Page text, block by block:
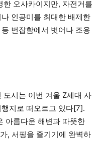
오사카이지만, 자전거를
인공미를 최대한 배제한
번잡함에서 벗어나 조용
도시는 이번 겨울 Z세대 사
지로 떠오르고 있다[7].
아름다운 해변과 따뜻한
, 서핑을 즐기기에 완벽하